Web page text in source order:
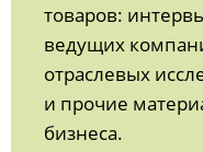
товаров:
ведущих
отраслевых
и прочие
бизнеса.